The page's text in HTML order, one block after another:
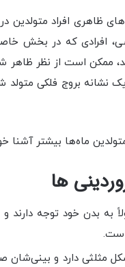
ظاهری افراد متولدین
افرادی که در بخش
ممکن است از نظر
نشانه بروج فلکی
ماه‌ها بیشتر آشنا
ها
به بدن خود توجه
است.
مثلثی دارد و بینی‌شان